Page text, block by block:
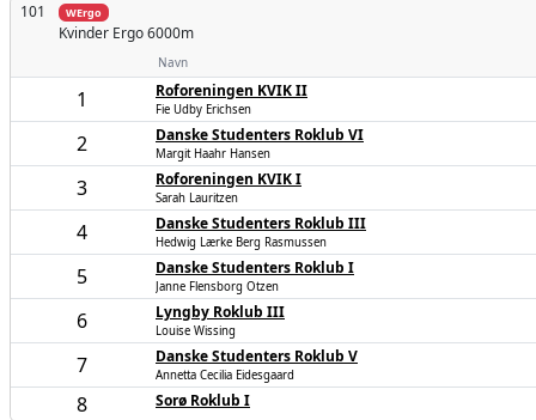
101 WErgo
Kvinder Ergo 6000m
Navn
1 Roforeningen KVIK II
Fie Udby Erichsen
2 Danske Studenters Roklub VI
Margit Haahr Hansen
3 Roforeningen KVIK I
Sarah Lauritzen
4 Danske Studenters Roklub III
Hedwig Lærke Berg Rasmussen
5 Danske Studenters Roklub I
Janne Flensborg Otzen
6 Lyngby Roklub III
Louise Wissing
7 Danske Studenters Roklub V
Annetta Cecilia Eidesgaard
8 Sorø Roklub I